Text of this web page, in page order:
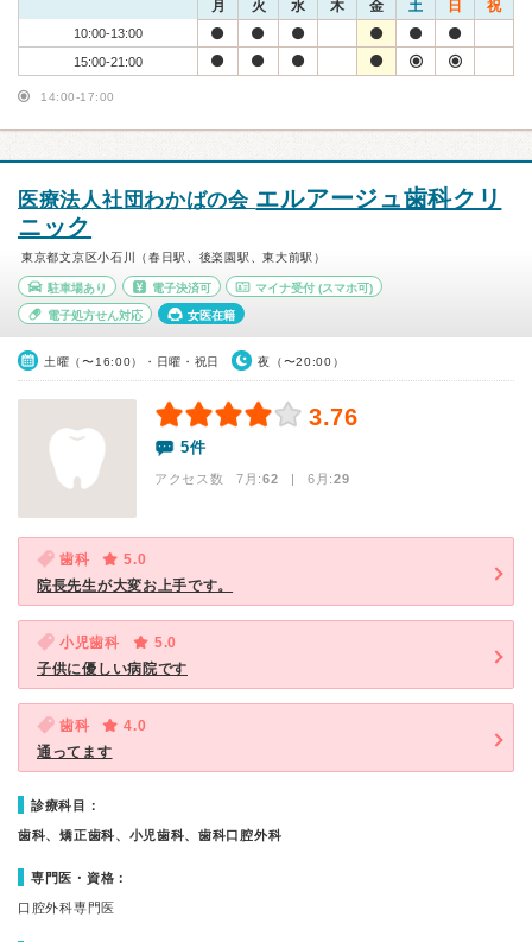
月 火 水 木 金 土 日 祝
10:00-13:00
15:00-21:00
14:00-17:00
医療法人社団わかばの会 エルアージュ歯科クリ
ニック
東京都文京区小石川（春日駅、後楽園駅、東大前駅）
駐車場あり 電子決済可 マイナ受付 (スマホ可)
電子処方せん対応 女医在籍
土曜（〜16:00）・日曜・祝日 夜（〜20:00）
3.76
5件
アクセス数 7月:62 | 6月:29
歯科
5.0
院長先生が大変お上手です。
小児歯科
5.0
子供に優しい病院です
歯科
4.0
通ってます
診療科目：
歯科、矯正歯科、小児歯科、歯科口腔外科
専門医・資格：
口腔外科専門医